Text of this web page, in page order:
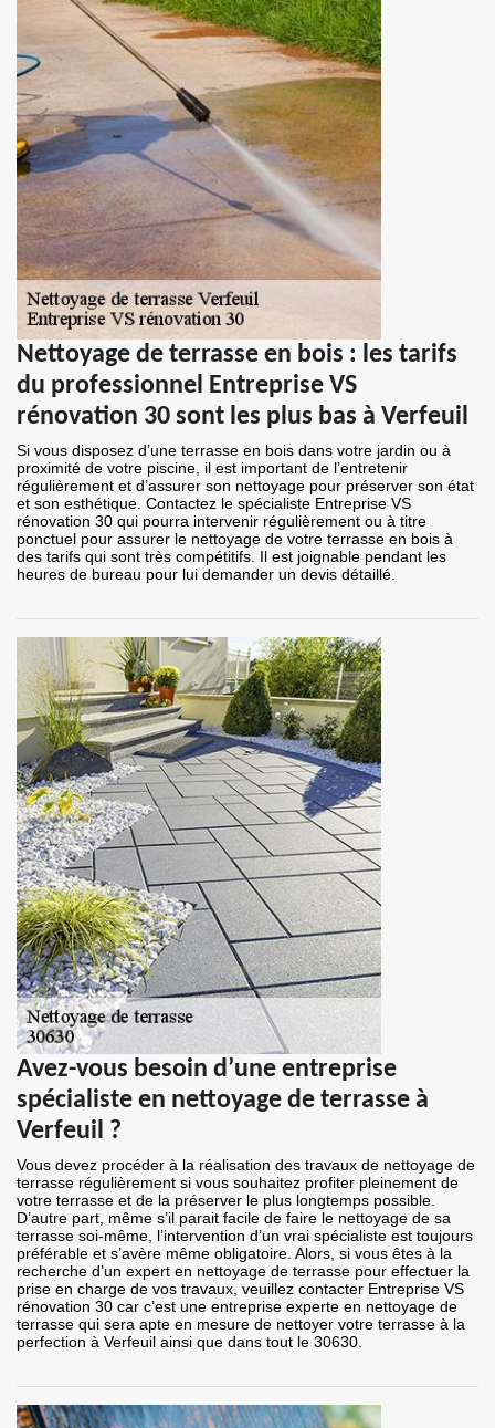
Nettoyage de terrasse en bois : les tarifs
du professionnel Entreprise VS
rénovation 30 sont les plus bas à Verfeuil
Si vous disposez d’une terrasse en bois dans votre jardin ou à
proximité de votre piscine, il est important de l’entretenir
régulièrement et d’assurer son nettoyage pour préserver son état
et son esthétique. Contactez le spécialiste Entreprise VS
rénovation 30 qui pourra intervenir régulièrement ou à titre
ponctuel pour assurer le nettoyage de votre terrasse en bois à
des tarifs qui sont très compétitifs. Il est joignable pendant les
heures de bureau pour lui demander un devis détaillé.
Avez-vous besoin d’une entreprise
spécialiste en nettoyage de terrasse à
Verfeuil ?
Vous devez procéder à la réalisation des travaux de nettoyage de
terrasse régulièrement si vous souhaitez profiter pleinement de
votre terrasse et de la préserver le plus longtemps possible.
D’autre part, même s’il parait facile de faire le nettoyage de sa
terrasse soi-même, l’intervention d’un vrai spécialiste est toujours
préférable et s’avère même obligatoire. Alors, si vous êtes à la
recherche d’un expert en nettoyage de terrasse pour effectuer la
prise en charge de vos travaux, veuillez contacter Entreprise VS
rénovation 30 car c’est une entreprise experte en nettoyage de
terrasse qui sera apte en mesure de nettoyer votre terrasse à la
perfection à Verfeuil ainsi que dans tout le 30630.